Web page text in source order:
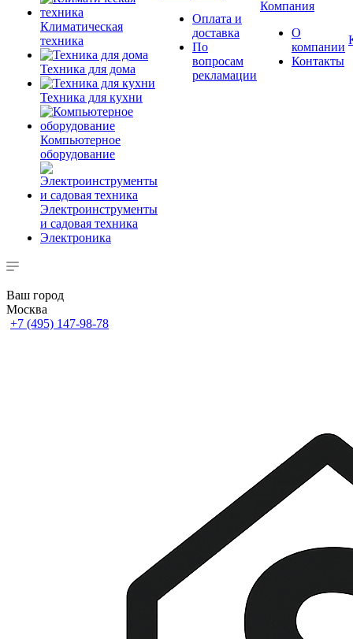
Климатическая
техника
Техника для дома
Техника для кухни
Компьютерное
оборудование
Электроинструменты
и садовая техника
Электроника
Оплата и
доставка
По
вопросам
рекламации
Компания
О
компании
Контакты
Ваш город
Москва
+7 (495) 147-98-78